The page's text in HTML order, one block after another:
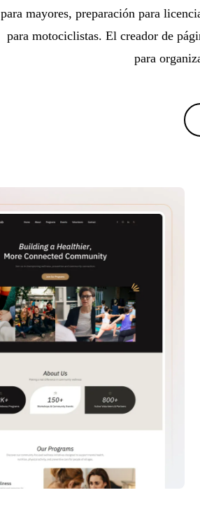
para mayores, preparación para
para motociclistas. El creador de
para